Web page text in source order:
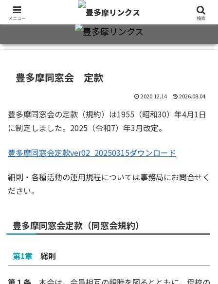
旧制十三中・都立豊多摩高卒業生2万7千人のための同窓会公式サイト
豊多摩同窓会 定款
2020.12.14 2026.08.04
豊多摩同窓会の定款（規約）は1955（昭和30）年4月1日
に制定しました。2025（令和7）年3月改定。
豊多摩同窓会定款ver02_20250315ダウンロード
細則・各種活動の運用規程については事務局にお問合せく
ださい。
豊多摩同窓会定款（同窓会規約）
第1章総則
メニュー 検索